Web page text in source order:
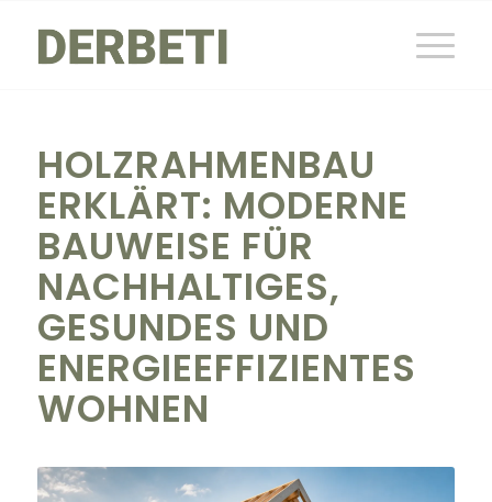
HOLZRAHMENBAU
ERKLÄRT: MODERNE
BAUWEISE FÜR
NACHHALTIGES,
GESUNDES UND
ENERGIEEFFIZIENTES
WOHNEN